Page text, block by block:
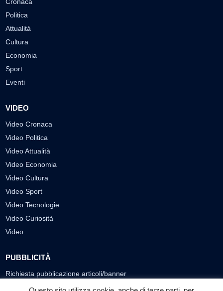
Cronaca
Politica
Attualità
Cultura
Economia
Sport
Eventi
VIDEO
Video Cronaca
Video Politica
Video Attualità
Video Economia
Video Cultura
Video Sport
Video Tecnologie
Video Curiosità
Video
PUBBLICITÀ
Richiesta pubblicazione articoli/banner